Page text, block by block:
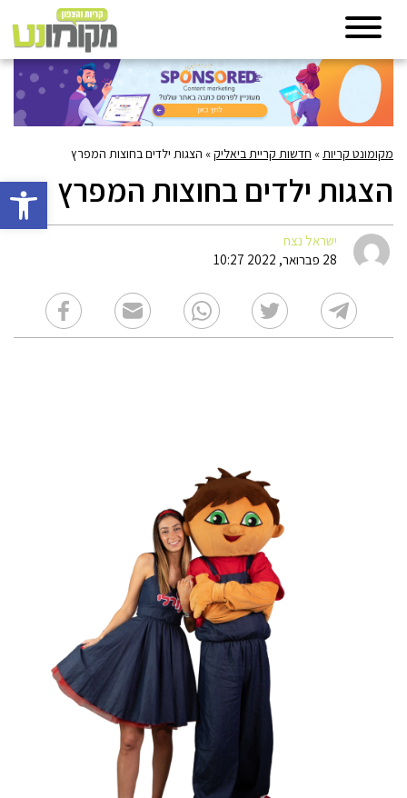
פתח
מקומונט קריות » חדשות קריית ביאליק» הצגות ילדים בחוצות המפרץ
הצגות ילדים בחוצות המפרץ
ישראל נצח
28 פברואר, 2022 10:27